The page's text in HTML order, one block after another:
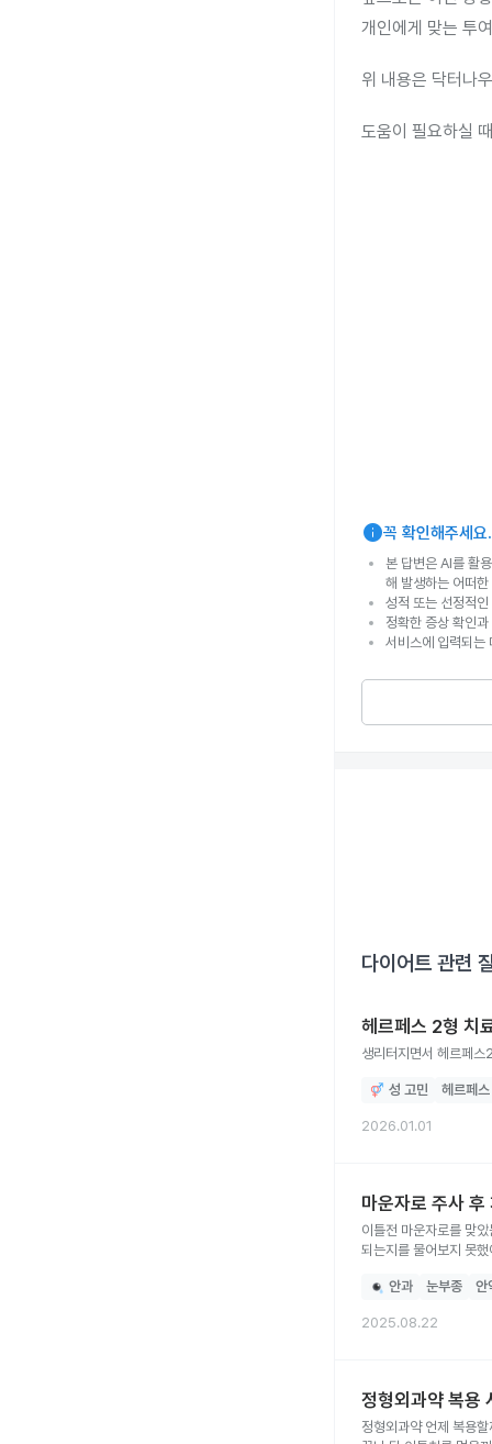
개인에게 맞는 투
위 내용은 닥터나
도움이 필요하실
info꼭 확인해주세요.
본 답변은 AI를 활
해 발생하는 어떠
성적 또는 선정적
정확한 증상 확인
서비스에 입력되
다이어트 관련
헤르페스 2형 치
생리터지면서 헤르페스
성 고민 헤르페스
2026.01.01
마운자로 주사
이틀전 마운자로를 맞았는데요 오늘 안과진료보고 프레디솔정,알레리진정, 이록펜정을 처방받았습니다 집에
안과 눈부종 안
2025.08.22
정형외과약 복용
정형외과약 언제 복용